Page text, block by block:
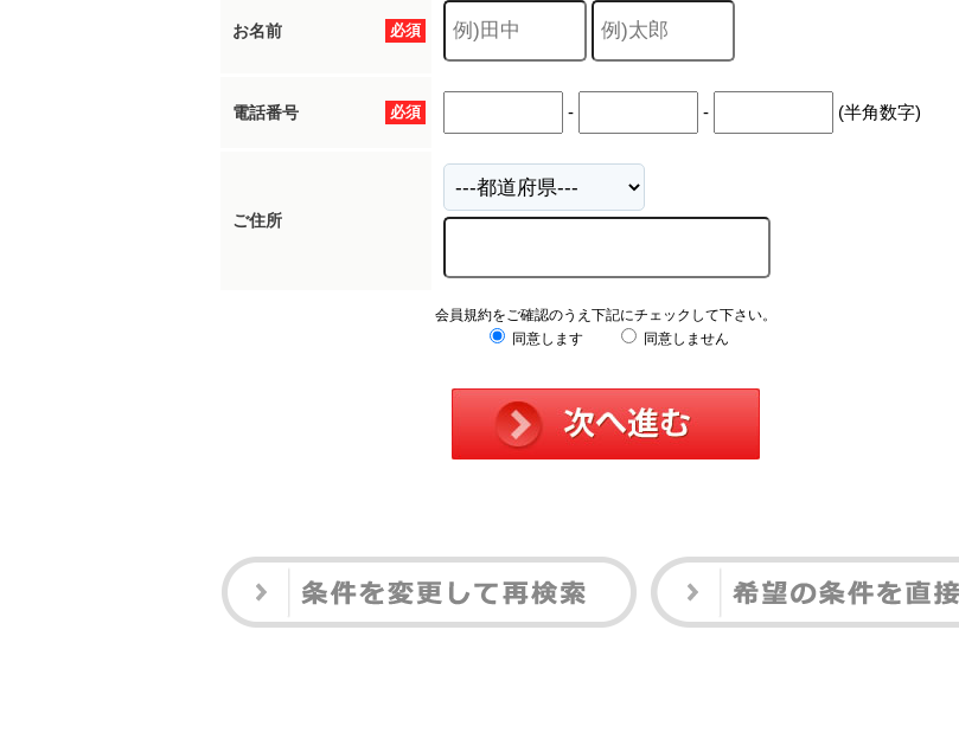
必須
お名前
必須
電話番号 - - (半角数字)
ご住所
会員規約をご確認のうえ下記にチェックして下さい。
同意します
同意しません